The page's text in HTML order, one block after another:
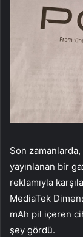
Son
yayınlanan bir
reklamıyla
MediaTek
mAh pil içeren
şey gördü.